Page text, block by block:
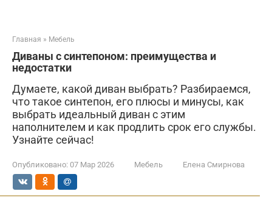
Главная » Мебель
Диваны с синтепоном: преимущества и
недостатки
Думаете, какой диван выбрать? Разбираемся,
что такое синтепон, его плюсы и минусы, как
выбрать идеальный диван с этим
наполнителем и как продлить срок его службы.
Узнайте сейчас!
Опубликовано: 07 Мар 2026 Мебель Елена Смирнова